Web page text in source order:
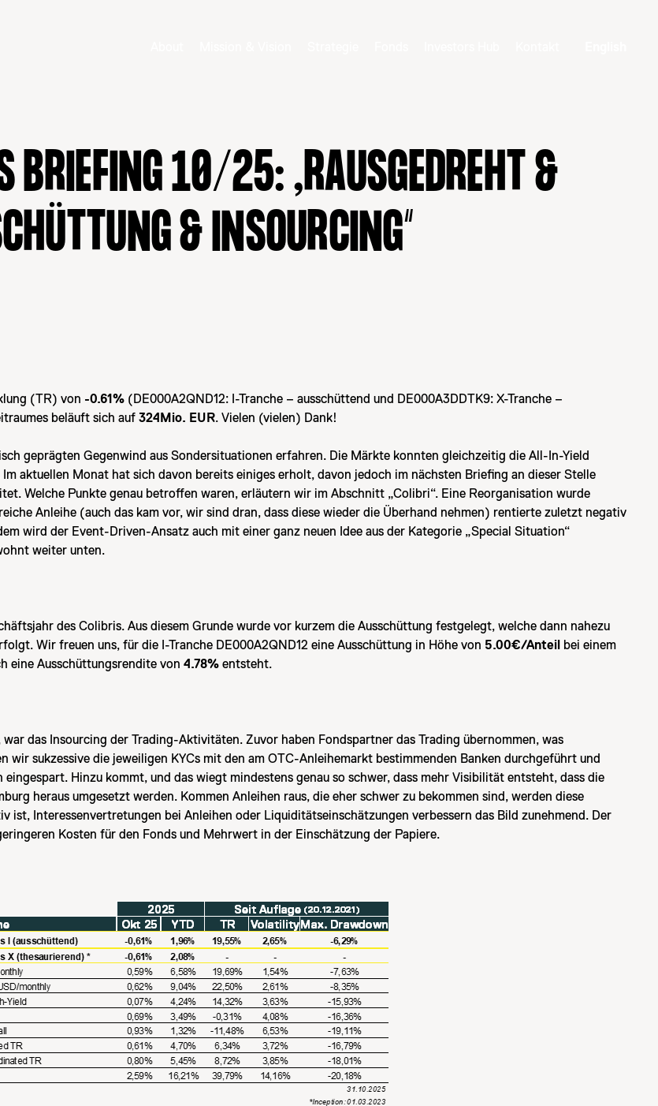
BRIEFING 10/25: „RAUSGEDREHT &
& INSOURCING“
(TR) von -0.61% (DE000A2QND12: I-Tranche – ausschüttend und DE000A3DDTK9: X-Tranche –
beläuft sich auf 324Mio. EUR. Vielen (vielen) Dank!
geprägten Gegenwind aus Sondersituationen erfahren. Die Märkte konnten gleichzeitig die All-In-Yield
aktuellen Monat hat sich davon bereits einiges erholt, davon jedoch im nächsten Briefing an dieser Stelle
Welche Punkte genau betroffen waren, erläutern wir im Abschnitt „Colibri“. Eine Reorganisation wurde
Anleihe (auch das kam vor, wir sind dran, dass diese wieder die Überhand nehmen) rentierte zuletzt negativ
wird der Event-Driven-Ansatz auch mit einer ganz neuen Idee aus der Kategorie „Special Situation“
weiter unten.
des Colibris. Aus diesem Grunde wurde vor kurzem die Ausschüttung festgelegt, welche dann nahezu
Wir freuen uns, für die I-Tranche DE000A2QND12 eine Ausschüttung in Höhe von 5.00€/Anteil bei einem
eine Ausschüttungsrendite von 4.78% entsteht.
das Insourcing der Trading-Aktivitäten. Zuvor haben Fondspartner das Trading übernommen, was
sukzessive die jeweiligen KYCs mit den am OTC-Anleihemarkt bestimmenden Banken durchgeführt und
Hinzu kommt, und das wiegt mindestens genau so schwer, dass mehr Visibilität entsteht, dass die
heraus umgesetzt werden. Kommen Anleihen raus, die eher schwer zu bekommen sind, werden diese
ist, Interessenvertretungen bei Anleihen oder Liquiditätseinschätzungen verbessern das Bild zunehmend. Der
Kosten für den Fonds und Mehrwert in der Einschätzung der Papiere.